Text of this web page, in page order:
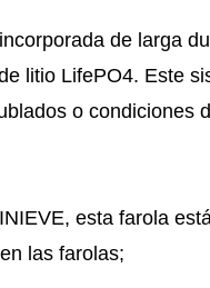
de larga
litio LifePO4. Este
o condiciones
esta farola
las farolas;